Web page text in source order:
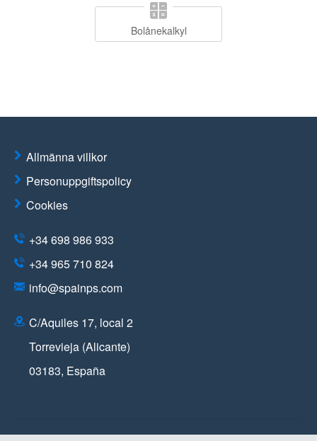
Bolånekalkyl
Allmänna villkor
Personuppgiftspolicy
Cookies
+34 698 986 933
+34 965 710 824
info@spainps.com
C/Aquiles 17, local 2
Torrevieja (Alicante)
03183, España